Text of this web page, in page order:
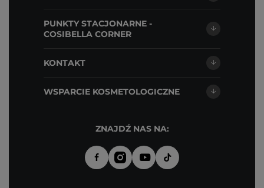
PUNKTY STACJONARNE -
COSIBELLA CORNER
KONTAKT
WSPARCIE KOSMETOLOGICZNE
ZNAJDŹ NAS NA: